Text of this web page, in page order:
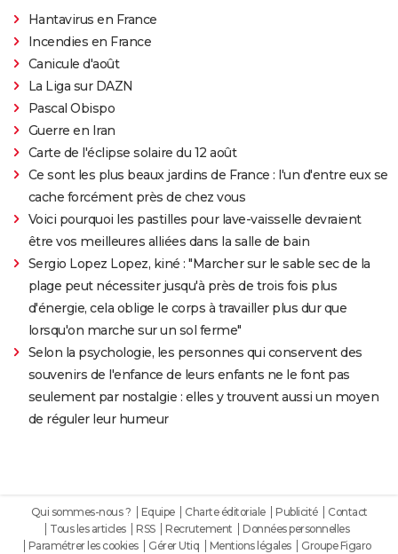
Hantavirus en France
Incendies en France
Canicule d'août
La Liga sur DAZN
Pascal Obispo
Guerre en Iran
Carte de l'éclipse solaire du 12 août
Ce sont les plus beaux jardins de France : l'un d'entre eux se
cache forcément près de chez vous
Voici pourquoi les pastilles pour lave-vaisselle devraient
être vos meilleures alliées dans la salle de bain
Sergio Lopez Lopez, kiné : "Marcher sur le sable sec de la
plage peut nécessiter jusqu'à près de trois fois plus
d'énergie, cela oblige le corps à travailler plus dur que
lorsqu'on marche sur un sol ferme"
Selon la psychologie, les personnes qui conservent des
souvenirs de l'enfance de leurs enfants ne le font pas
seulement par nostalgie : elles y trouvent aussi un moyen
de réguler leur humeur
Qui sommes-nous ? Equipe Charte éditoriale Publicité
Contact
Tous les articles
RSS Recrutement
Données personnelles
Paramétrer les cookies
Gérer Utiq Mentions légales Groupe Figaro